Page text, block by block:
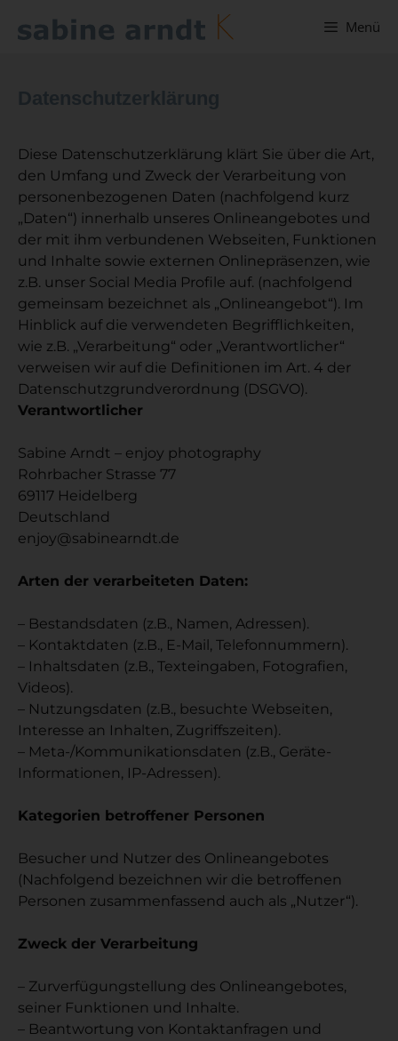
Menü
Diese Datenschutzerklärung klärt Sie über die Art,
den Umfang und Zweck der Verarbeitung von
personenbezogenen Daten (nachfolgend kurz
„Daten“) innerhalb unseres Onlineangebotes und
der mit ihm verbundenen Webseiten, Funktionen
und Inhalte sowie externen Onlinepräsenzen, wie
z.B. unser Social Media Profile auf. (nachfolgend
gemeinsam bezeichnet als „Onlineangebot“). Im
Hinblick auf die verwendeten Begrifflichkeiten,
wie z.B. „Verarbeitung“ oder „Verantwortlicher“
verweisen wir auf die Definitionen im Art. 4 der
Datenschutzgrundverordnung (DSGVO).
Verantwortlicher
Sabine Arndt – enjoy photography
Rohrbacher Strasse 77
69117 Heidelberg
Deutschland
enjoy@sabinearndt.de
Arten der verarbeiteten Daten:
– Bestandsdaten (z.B., Namen, Adressen).
– Kontaktdaten (z.B., E-Mail, Telefonnummern).
– Inhaltsdaten (z.B., Texteingaben, Fotografien,
Videos).
– Nutzungsdaten (z.B., besuchte Webseiten,
Interesse an Inhalten, Zugriffszeiten).
– Meta-/Kommunikationsdaten (z.B., Geräte-
Informationen, IP-Adressen).
Kategorien betroffener Personen
Besucher und Nutzer des Onlineangebotes
(Nachfolgend bezeichnen wir die betroffenen
Personen zusammenfassend auch als „Nutzer“).
Zweck der Verarbeitung
– Zurverfügungstellung des Onlineangebotes,
seiner Funktionen und Inhalte.
– Beantwortung von Kontaktanfragen und